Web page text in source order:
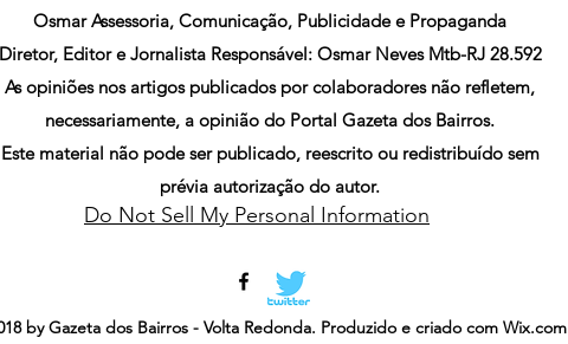
Osmar Assessoria, Comunicação, Publicidade e Propaganda
Diretor, Editor e Jornalista Responsável: Osmar Neves Mtb-RJ 28.592
As opiniões nos artigos publicados por colaboradores não refletem,
necessariamente, a opinião do Portal Gazeta dos Bairros.
Este material não pode ser publicado, reescrito ou redistribuído sem
prévia autorização do autor.
Do Not Sell My Personal Information
by Gazeta dos Bairros - Volta Redonda. Produzido e criado com Wix.com